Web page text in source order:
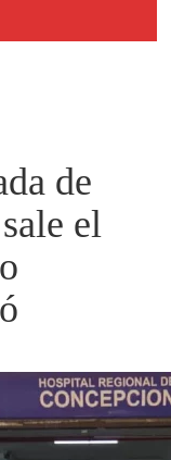
de
el